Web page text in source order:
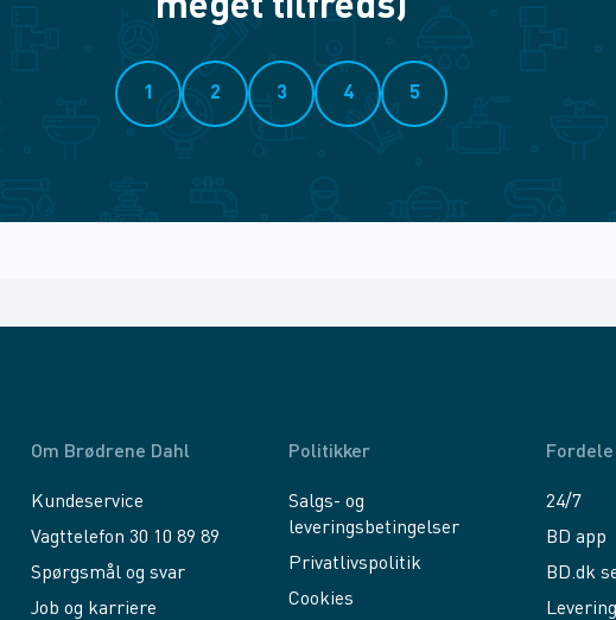
meget tilfreds)
1 2 3 4 5
Om Brødrene Dahl
Kundeservice
Vagttelefon 30 10 89 89
Spørgsmål og svar
Job og karriere
Politikker
Salgs- og
leveringsbetingelser
Privatlivspolitik
Cookies
Fordele
24/7
BD app
BD.dk
Levering